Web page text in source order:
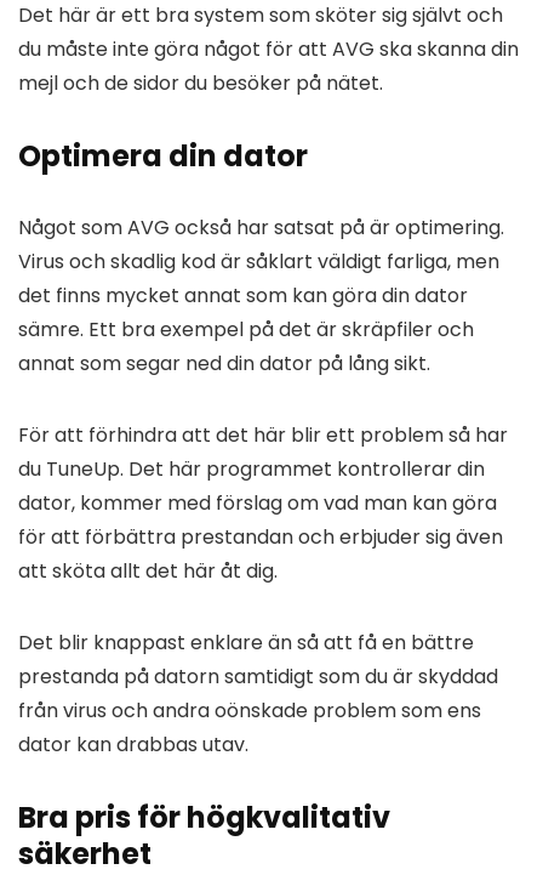
Det här är ett bra system som sköter sig självt och
du måste inte göra något för att AVG ska skanna din
mejl och de sidor du besöker på nätet.
Optimera din dator
Något som AVG också har satsat på är optimering.
Virus och skadlig kod är såklart väldigt farliga, men
det finns mycket annat som kan göra din dator
sämre. Ett bra exempel på det är skräpfiler och
annat som segar ned din dator på lång sikt.
För att förhindra att det här blir ett problem så har
du TuneUp. Det här programmet kontrollerar din
dator, kommer med förslag om vad man kan göra
för att förbättra prestandan och erbjuder sig även
att sköta allt det här åt dig.
Det blir knappast enklare än så att få en bättre
prestanda på datorn samtidigt som du är skyddad
från virus och andra oönskade problem som ens
dator kan drabbas utav.
Bra pris för högkvalitativ
säkerhet